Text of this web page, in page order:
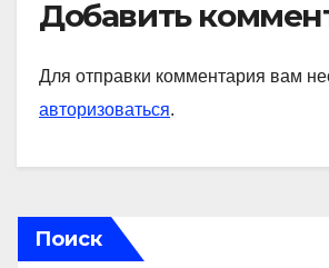
Добавить
Для отправки комментария вам
авторизоваться.
Поиск